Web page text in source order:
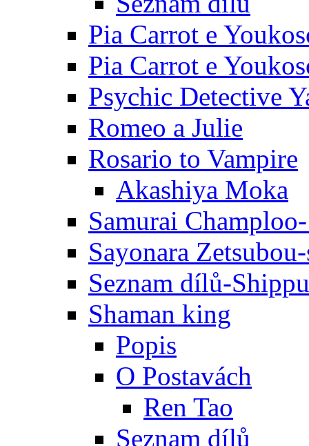
Pia Carrot e
Pia Carrot e
Psychic Detective
Romeo a Julie
Rosario to Vampire
Akashiya Moka
Samurai
Sayonara
Seznam dílů-
Shaman king
Popis
O Postavách
Ren Tao
Seznam dílů